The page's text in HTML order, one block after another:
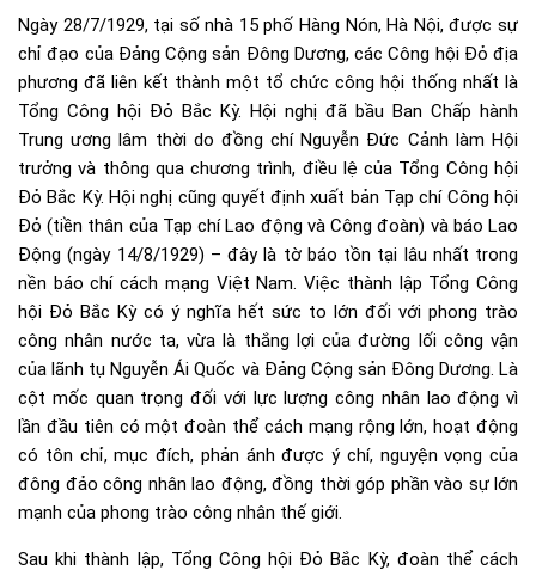
Ngày 28/7/1929, tại số nhà 15 phố Hàng Nón, Hà Nội, được sự
chỉ đạo của Đảng Cộng sản Đông Dương, các Công hội Đỏ địa
phương đã liên kết thành một tổ chức công hội thống nhất là
Tổng Công hội Đỏ Bắc Kỳ. Hội nghị đã bầu Ban Chấp hành
Trung ương lâm thời do đồng chí Nguyễn Đức Cảnh làm Hội
trưởng và thông qua chương trình, điều lệ của Tổng Công hội
Đỏ Bắc Kỳ. Hội nghị cũng quyết định xuất bản Tạp chí Công hội
Đỏ (tiền thân của Tạp chí Lao động và Công đoàn) và báo Lao
Động (ngày 14/8/1929) – đây là tờ báo tồn tại lâu nhất trong
nền báo chí cách mạng Việt Nam. Việc thành lập Tổng Công
hội Đỏ Bắc Kỳ có ý nghĩa hết sức to lớn đối với phong trào
công nhân nước ta, vừa là thắng lợi của đường lối công vận
của lãnh tụ Nguyễn Ái Quốc và Đảng Cộng sản Đông Dương. Là
cột mốc quan trọng đối với lực lượng công nhân lao động vì
lần đầu tiên có một đoàn thể cách mạng rộng lớn, hoạt động
có tôn chỉ, mục đích, phản ánh được ý chí, nguyện vọng của
đông đảo công nhân lao động, đồng thời góp phần vào sự lớn
mạnh của phong trào công nhân thế giới.
Sau khi thành lập, Tổng Công hội Đỏ Bắc Kỳ, đoàn thể cách